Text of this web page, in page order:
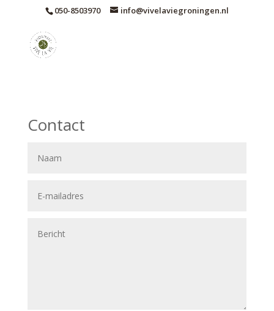
050-8503970 info@vivelaviegroningen.nl
Contact